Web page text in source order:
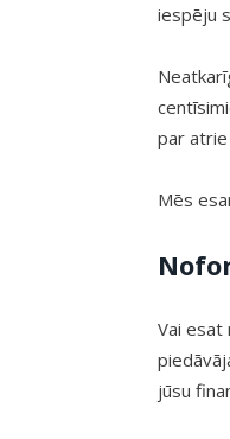
iespēju
par
Mēs
Vai esat
jūsu